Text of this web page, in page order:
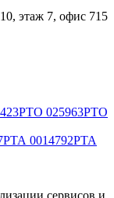
этаж 7, офис 715
РТО 025963РТО
РТА 0014792РТА